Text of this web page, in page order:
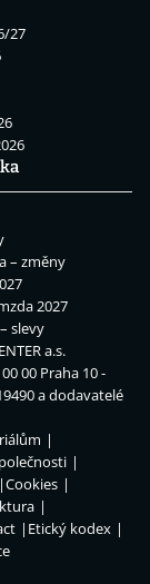
27
– změny
2027
slevy
a.s.
00 Praha 10 -
a dodavatelé
Cookies
Etický kodex